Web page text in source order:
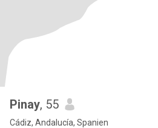
Pinay, 55
Cádiz, Andalucía, Spanien